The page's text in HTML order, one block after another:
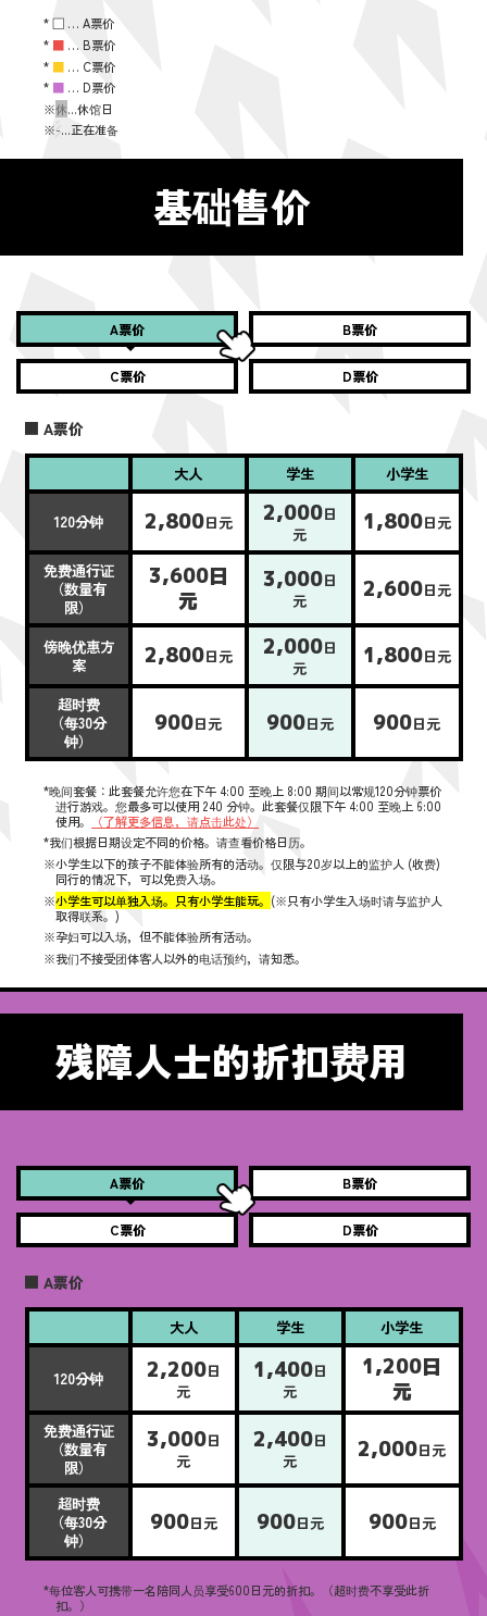
*■ … A票价
* ■ … B票价
* ■ … C票价
* ■ … D票价
※休...休馆日
※-...正在准备
基础售价
A票价 B票价
C票价 D票价
■ A票价
大人 学生 小学生
120分钟 2,800日元 2,000日
元
1,800日元
免费通行证
（数量有
限）
3,600日
元
3,000日
元
2,600日元
傍晚优惠方
案
2,800日元 2,000日
元
1,800日元
超时费
（每30分
钟）
900日元 900日元 900日元
*晚间套餐：此套餐允许您在下午 4:00 至晚上 8:00 期间以常规120分钟票价
进行游戏。您最多可以使用 240 分钟。此套餐仅限下午 4:00 至晚上 6:00
使用。
（了解更多信息，请点击此处）
*我们根据日期设定不同的价格。请查看价格日历。
※小学生以下的孩子不能体验所有的活动。仅限与20岁以上的监护人 (收费)
同行的情况下，可以免费入场。
※小学生可以单独入场。只有小学生能玩。 (※只有小学生入场时请与监护人
取得联系。)
※孕妇可以入场，但不能体验所有活动。
※我们不接受团体客人以外的电话预约，请知悉。
残障人士的折扣费用
A票价 B票价
C票价 D票价
■ A票价
大人 学生 小学生
120分钟 2,200日
元
1,400日
元
1,200日
元
免费通行证
（数量有
限）
3,000日
元
2,400日
元
2,000日元
超时费
（每30分
钟）
900日元 900日元 900日元
*每位客人可携带一名陪同人员享受600日元的折扣。（超时费不享受此折
扣。）